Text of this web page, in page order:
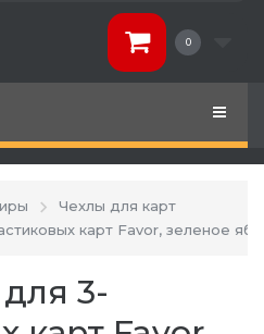
0
Чехлы для карт
карт Favor, зеленое
3-